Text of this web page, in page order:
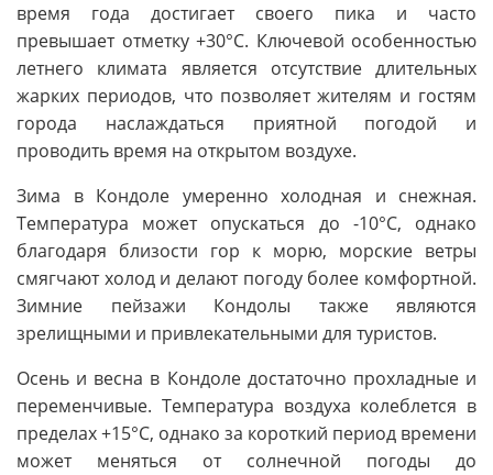
время года достигает своего пика и часто
превышает отметку +30°C. Ключевой особенностью
летнего климата является отсутствие длительных
жарких периодов, что позволяет жителям и гостям
города наслаждаться приятной погодой и
проводить время на открытом воздухе.
Зима в Кондоле умеренно холодная и снежная.
Температура может опускаться до -10°C, однако
благодаря близости гор к морю, морские ветры
смягчают холод и делают погоду более комфортной.
Зимние пейзажи Кондолы также являются
зрелищными и привлекательными для туристов.
Осень и весна в Кондоле достаточно прохладные и
переменчивые. Температура воздуха колеблется в
пределах +15°C, однако за короткий период времени
может меняться от солнечной погоды до